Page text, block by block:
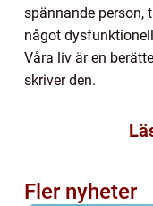
spännande person,
något
Våra liv är en
skriver den.
Fler nyheter